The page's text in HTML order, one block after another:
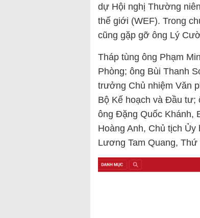
dự Hội nghị Thường
thế giới (WEF). Trong
cũng gặp gỡ ông Lý
Tháp tùng ông Phạm
Phòng; ông Bùi Thanh
trưởng Chủ nhiệm Văn
Bộ Kế hoạch và Đầu tư;
ông Đặng Quốc Khánh,
Hoàng Anh, Chủ tịch
Lương Tam Quang,